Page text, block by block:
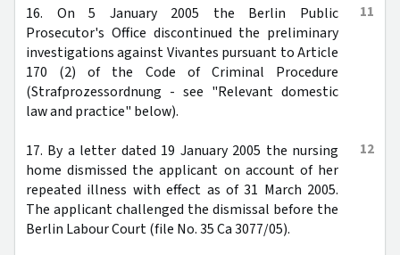
11
16. On 5 January 2005 the Berlin Public
Prosecutor's Office discontinued the preliminary
investigations against Vivantes pursuant to Article
170 (2) of the Code of Criminal Procedure
(Strafprozessordnung - see "Relevant domestic
law and practice" below).
12
17. By a letter dated 19 January 2005 the nursing
home dismissed the applicant on account of her
repeated illness with effect as of 31 March 2005.
The applicant challenged the dismissal before the
Berlin Labour Court (file No. 35 Ca 3077/05).